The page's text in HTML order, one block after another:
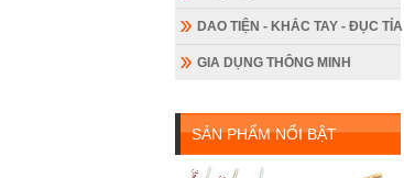
DAO TIỆN - KHẮC TAY - ĐỤC TỈA
GIA DỤNG THÔNG MINH
SẢN PHẨM NỔI BẬT